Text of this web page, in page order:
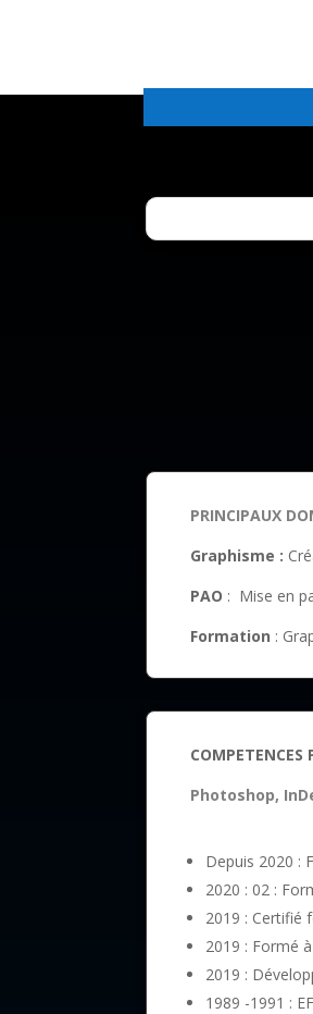
PRINCIPAUX
Graphisme :
PAO : Mise en
Formation :
COMPETENCES
Photoshop,
Depuis 2020 :
2020 : 02 :
2019 : Certifié
2019 : Formé
2019 :
1989 -1991 :